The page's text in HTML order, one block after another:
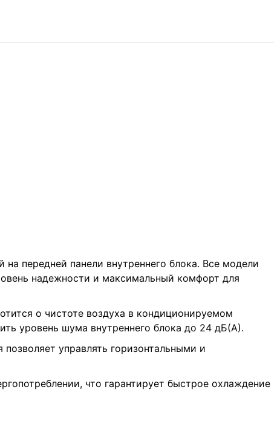
передней панели внутреннего блока. Все модели
надежности и максимальный комфорт для
о чистоте воздуха в кондиционируемом
уровень шума внутреннего блока до 24 дБ(А).
управлять горизонтальными и
что гарантирует быстрое охлаждение